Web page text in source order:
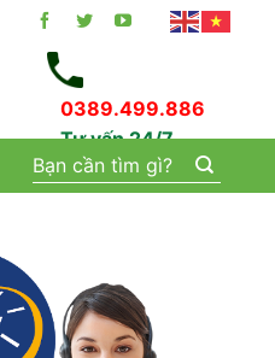
0389.499.886
Tư vấn 24/7
Tìm
kiếm: